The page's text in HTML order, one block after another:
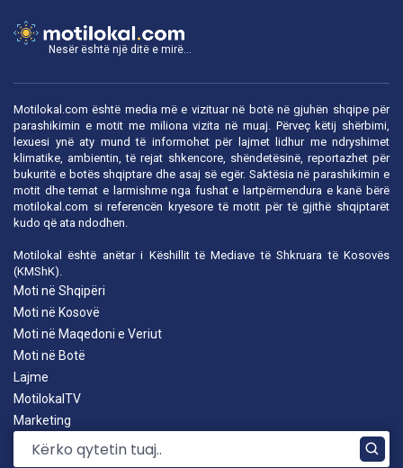
Nesër është një ditë e mirë...
Motilokal.com është media më e vizituar në botë në gjuhën shqipe për
parashikimin e motit me miliona vizita në muaj. Përveç këtij shërbimi,
lexuesi ynë aty mund të informohet për lajmet lidhur me ndryshimet
klimatike, ambientin, të rejat shkencore, shëndetësinë, reportazhet për
bukuritë e botës shqiptare dhe asaj së egër. Saktësia në parashikimin e
motit dhe temat e larmishme nga fushat e lartpërmendura e kanë bërë
motilokal.com si referencën kryesore të motit për të gjithë shqiptarët
kudo që ata ndodhen.
Motilokal është anëtar i Këshillit të Mediave të Shkruara të Kosovës
(KMShK).
Moti në Shqipëri
Moti në Kosovë
Moti në Maqedoni e Veriut
Moti në Botë
Lajme
MotilokalTV
Marketing